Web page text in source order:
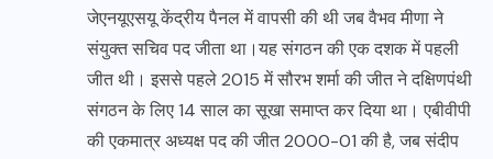
जेएनयूएसयू केंद्रीय पैनल में वापसी की थी जब वैभव मीणा ने
संयुक्त सचिव पद जीता था।यह संगठन की एक दशक में पहली
जीत थी। इससे पहले 2015 में सौरभ शर्मा की जीत ने दक्षिणपंथी
संगठन के लिए 14 साल का सूखा समाप्त कर दिया था। एबीवीपी
की एकमात्र अध्यक्ष पद की जीत 2000-01 की है, जब संदीप